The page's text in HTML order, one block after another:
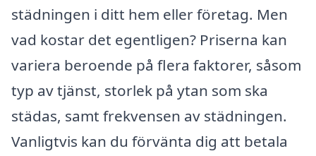
städningen i ditt hem eller företag. Men
vad kostar det egentligen? Priserna kan
variera beroende på flera faktorer, såsom
typ av tjänst, storlek på ytan som ska
städas, samt frekvensen av städningen.
Vanligtvis kan du förvänta dig att betala